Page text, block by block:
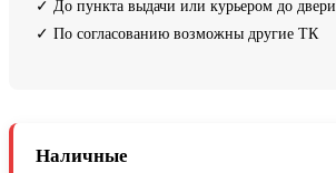
✓ До пункта выдачи или курьером до двери
✓ По согласованию возможны другие ТК
Наличные